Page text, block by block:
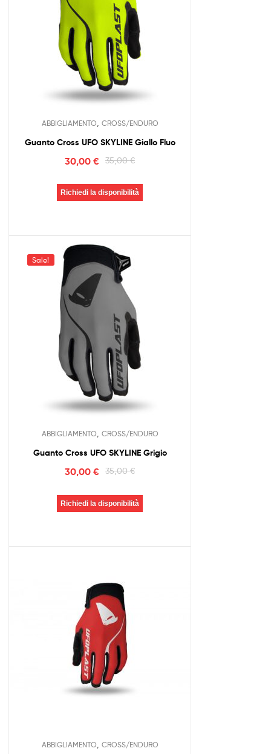
ABBIGLIAMENTO CROSS/ENDURO
Guanto Cross UFO SKYLINE Giallo Fluo
35,00€
30,00€
Richiedi la disponibilità
Sale!
ABBIGLIAMENTO CROSS/ENDURO
Guanto Cross UFO SKYLINE Grigio
35,00€
30,00€
Richiedi la disponibilità
ABBIGLIAMENTO CROSS/ENDURO